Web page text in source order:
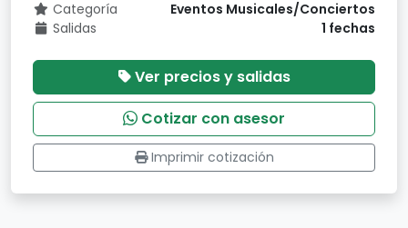
Categoría
Eventos Musicales/Conciertos
Salidas
1 fechas
Ver precios y salidas
Cotizar con asesor
Imprimir cotización